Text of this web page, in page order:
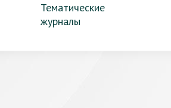
Тематические
журналы